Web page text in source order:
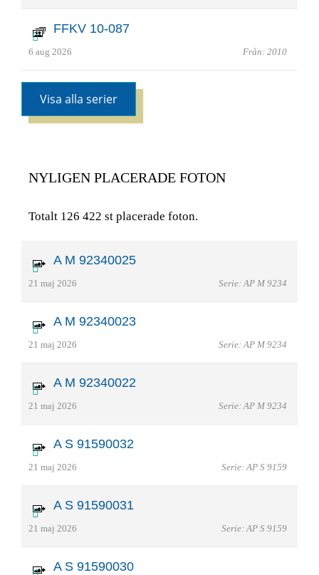
FFKV 10-087
6 aug 2026 Från: 2010
Visa alla serier
NYLIGEN PLACERADE FOTON
Totalt 126 422 st placerade foton.
A M 92340025
21 maj 2026 Serie: AP M 9234
A M 92340023
21 maj 2026 Serie: AP M 9234
A M 92340022
21 maj 2026 Serie: AP M 9234
A S 91590032
21 maj 2026 Serie: AP S 9159
A S 91590031
21 maj 2026 Serie: AP S 9159
A S 91590030